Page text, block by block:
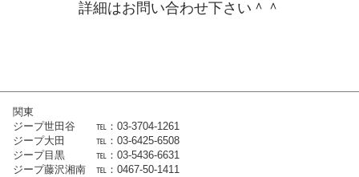
詳細はお問い合わせ下さい＾＾
関東
ジープ世田谷 ℡：03-3704-1261
ジープ大田 ℡：03-6425-6508
ジープ目黒 ℡：03-5436-6631
ジープ藤沢湘南 ℡：0467-50-1411